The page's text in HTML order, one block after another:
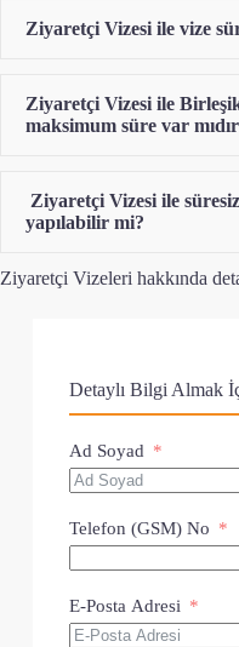
Ziyaretçi Vizesi ile vize
Ziyaretçi Vizesi ile
maksimum süre var
Ziyaretçi Vizesi ile
yapılabilir mi?
Ziyaretçi Vizeleri hakkında
Detaylı Bilgi Almak
Ad Soyad
Telefon (GSM) No
E-Posta Adresi